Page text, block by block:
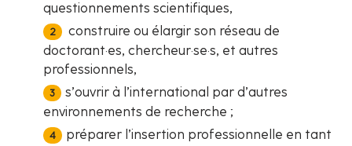
questionnements scientifiques,
construire ou élargir son réseau de
doctorant·es, chercheur·se·s, et autres
professionnels,
s’ouvrir à l’international par d’autres
environnements de recherche ;
préparer l’insertion professionnelle en tant